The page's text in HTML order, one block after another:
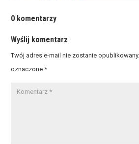
0 komentarzy
Wyślij komentarz
Twój adres e-mail nie zostanie opublikowany.
oznaczone*